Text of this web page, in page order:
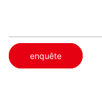
enquête